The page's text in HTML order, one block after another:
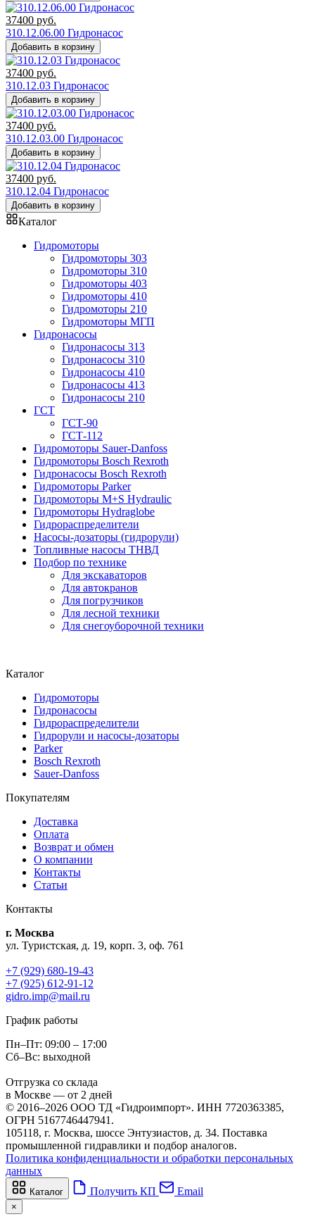
37400 руб.
310.12.06.00 Гидронасос
Добавить в корзину
37400 руб.
310.12.03 Гидронасос
Добавить в корзину
37400 руб.
310.12.03.00 Гидронасос
Добавить в корзину
37400 руб.
310.12.04 Гидронасос
Добавить в корзину
Каталог
Гидромоторы
Гидромоторы 303
Гидромоторы 310
Гидромоторы 403
Гидромоторы 410
Гидромоторы 210
Гидромоторы МГП
Гидронасосы
Гидронасосы 313
Гидронасосы 310
Гидронасосы 410
Гидронасосы 413
Гидронасосы 210
ГСТ
ГСТ-90
ГСТ-112
Гидромоторы Sauer-Danfoss
Гидромоторы Bosch Rexroth
Гидронасосы Bosch Rexroth
Гидромоторы Parker
Гидромоторы M+S Hydraulic
Гидромоторы Hydraglobe
Гидрораспределители
Насосы-дозаторы (гидрорули)
Топливные насосы ТНВД
Подбор по технике
Для экскаваторов
Для автокранов
Для погрузчиков
Для лесной техники
Для снегоуборочной техники
Каталог
Гидромоторы
Гидронасосы
Гидрораспределители
Гидрорули и насосы-дозаторы
Parker
Bosch Rexroth
Sauer-Danfoss
Покупателям
Доставка
Оплата
Возврат и обмен
О компании
Контакты
Статьи
Контакты
г. Москва
ул. Туристская, д. 19, корп. 3, оф. 761
+7 (929) 680-19-43
+7 (925) 612-91-12
gidro.imp@mail.ru
График работы
Пн–Пт: 09:00 – 17:00
Сб–Вс: выходной
Отгрузка со склада
в Москве — от 2 дней
© 2016–2026 ООО ТД «Гидроимпорт». ИНН 7720363385,
ОГРН 5167746447941.
105118, г. Москва, шоссе Энтузиастов, д. 34. Поставка
промышленной гидравлики и подбор аналогов.
Политика конфиденциальности и обработки персональных
данных
Каталог Получить КП Email
×